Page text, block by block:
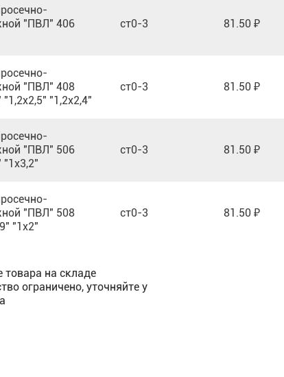
"ПВЛ" 406
ст0-3 81.50 ₽
"ПВЛ" 408
"1,2х2,5" "1,2х2,4"
ст0-3 81.50 ₽
"ПВЛ" 506
"1х3,2"
ст0-3 81.50 ₽
"ПВЛ" 508
"1х2"
ст0-3 81.50 ₽
товара на складе
ограничено, уточняйте у